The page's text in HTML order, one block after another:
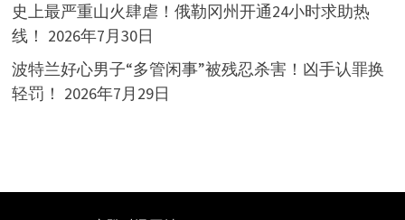
史上最严重山火肆虐！俄勒冈州开通24小时求助热
线！ 2026年7月30日
波特兰好心男子“多管闲事”被残忍杀害！凶手认罪换
轻罚！ 2026年7月29日